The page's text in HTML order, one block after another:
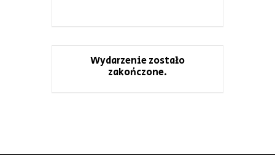
Wydarzenie zostało
zakończone.